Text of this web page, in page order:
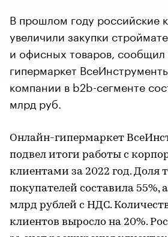
В прошлом году российские
увеличили закупки
и офисных товаров, сообщил
гипермаркет
компании в b2b-сегменте
млрд руб.
Онлайн-гипермаркет
подвел итоги работы с
клиентами за 2022 год. Доля
покупателей составила 55%,
млрд рублей с НДС.
клиентов выросло на 20%.